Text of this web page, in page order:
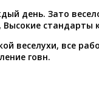
день. Зато
стандарты
веселухи, все
говн.